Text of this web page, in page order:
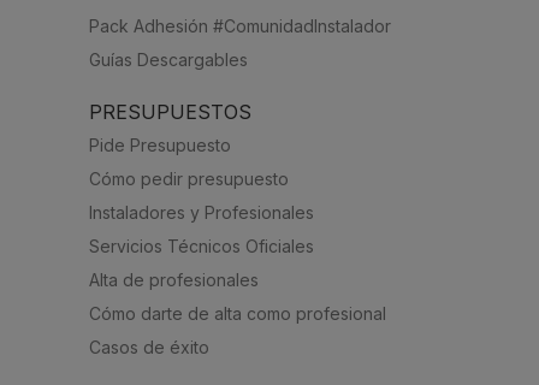
Pack Adhesión #ComunidadInstalador
Guías Descargables
PRESUPUESTOS
Pide Presupuesto
Cómo pedir presupuesto
Instaladores y Profesionales
Servicios Técnicos Oficiales
Alta de profesionales
Cómo darte de alta como profesional
Casos de éxito